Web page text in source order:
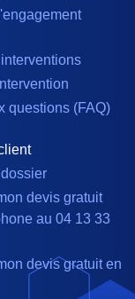
questions (FAQ)
devis gratuit
au 04 13 33
devis gratuit en